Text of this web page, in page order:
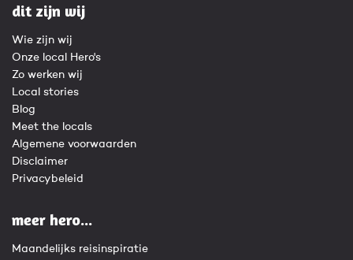
dit zijn wij
Wie zijn wij
Onze local Hero's
Zo werken wij
Local stories
Blog
Meet the locals
Algemene voorwaarden
Disclaimer
Privacybeleid
meer hero...
Maandelijks reisinspiratie